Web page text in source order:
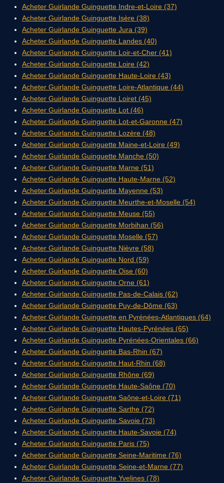
Acheter Guirlande Guinguette Indre-et-Loire (37)
Acheter Guirlande Guinguette Isère (38)
Acheter Guirlande Guinguette Jura (39)
Acheter Guirlande Guinguette Landes (40)
Acheter Guirlande Guinguette Loir-et-Cher (41)
Acheter Guirlande Guinguette Loire (42)
Acheter Guirlande Guinguette Haute-Loire (43)
Acheter Guirlande Guinguette Loire-Atlantique (44)
Acheter Guirlande Guinguette Loiret (45)
Acheter Guirlande Guinguette Lot (46)
Acheter Guirlande Guinguette Lot-et-Garonne (47)
Acheter Guirlande Guinguette Lozère (48)
Acheter Guirlande Guinguette Maine-et-Loire (49)
Acheter Guirlande Guinguette Manche (50)
Acheter Guirlande Guinguette Marne (51)
Acheter Guirlande Guinguette Haute-Marne (52)
Acheter Guirlande Guinguette Mayenne (53)
Acheter Guirlande Guinguette Meurthe-et-Moselle (54)
Acheter Guirlande Guinguette Meuse (55)
Acheter Guirlande Guinguette Morbihan (56)
Acheter Guirlande Guinguette Moselle (57)
Acheter Guirlande Guinguette Nièvre (58)
Acheter Guirlande Guinguette Nord (59)
Acheter Guirlande Guinguette Oise (60)
Acheter Guirlande Guinguette Orne (61)
Acheter Guirlande Guinguette Pas-de-Calais (62)
Acheter Guirlande Guinguette Puy-de-Dôme (63)
Acheter Guirlande Guinguette en Pyrénées-Atlantiques (64)
Acheter Guirlande Guinguette Hautes-Pyrénées (65)
Acheter Guirlande Guinguette Pyrénées-Orientales (66)
Acheter Guirlande Guinguette Bas-Rhin (67)
Acheter Guirlande Guinguette Haut-Rhin (68)
Acheter Guirlande Guinguette Rhône (69)
Acheter Guirlande Guinguette Haute-Saône (70)
Acheter Guirlande Guinguette Saône-et-Loire (71)
Acheter Guirlande Guinguette Sarthe (72)
Acheter Guirlande Guinguette Savoie (73)
Acheter Guirlande Guinguette Haute-Savoie (74)
Acheter Guirlande Guinguette Paris (75)
Acheter Guirlande Guinguette Seine-Maritime (76)
Acheter Guirlande Guinguette Seine-et-Marne (77)
Acheter Guirlande Guinguette Yvelines (78)